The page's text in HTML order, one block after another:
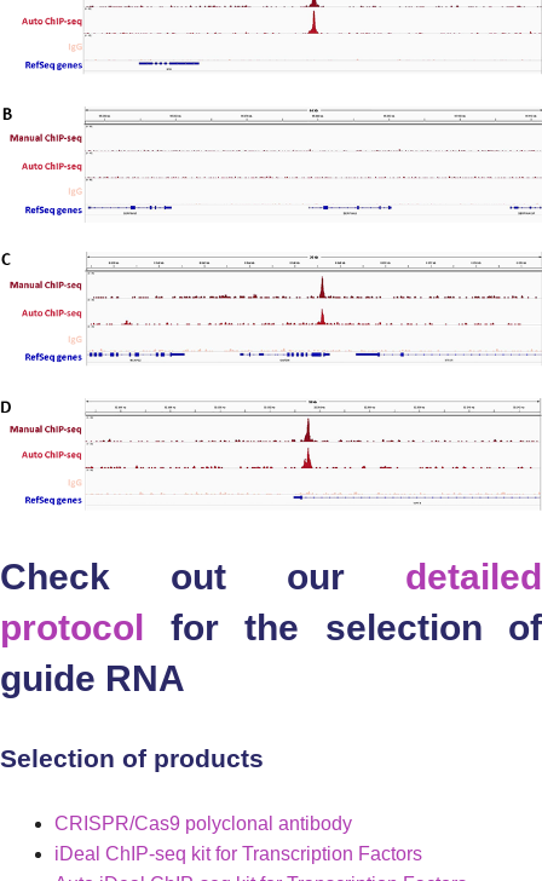
Check out our detailed
protocol for the selection of
guide RNA
Selection of products
CRISPR/Cas9 polyclonal antibody
iDeal ChIP-seq kit for Transcription Factors